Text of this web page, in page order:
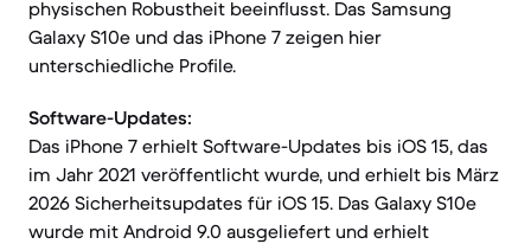
physischen Robustheit beeinflusst. Das Samsung
Galaxy S10e und das iPhone 7 zeigen hier
unterschiedliche Profile.
Software-Updates:
Das iPhone 7 erhielt Software-Updates bis iOS 15, das
im Jahr 2021 veröffentlicht wurde, und erhielt bis März
2026 Sicherheitsupdates für iOS 15. Das Galaxy S10e
wurde mit Android 9.0 ausgeliefert und erhielt